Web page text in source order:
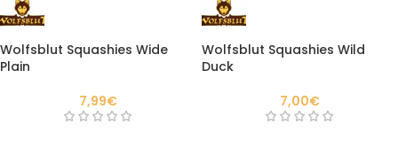
Wolfsblut Squashies Wide
Plain
7,99€
Wolfsblut Squashies Wild
Duck
7,00€